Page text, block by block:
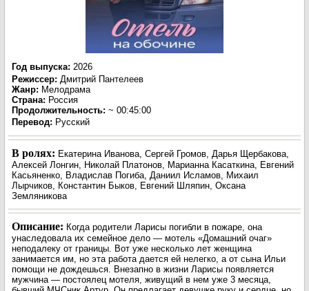
Год выпуска: 2026
Режиссер: Дмитрий Пантелеев
Жанр: Мелодрама
Страна: Россия
Продолжительность: ~ 00:45:00
Перевод: Русский
В ролях: Екатерина Иванова, Сергей Громов, Дарья Щербакова,
Алексей Лонгин, Николай Платонов, Марианна Касаткина, Евгений
Касьяненко, Владислав Погиба, Даниил Исламов, Михаил
Лырчиков, Константин Быков, Евгений Шляпин, Оксана
Земляникова
Описание: Когда родители Ларисы погибли в пожаре, она
унаследовала их семейное дело — мотель «Домашний очаг»
неподалеку от границы. Вот уже несколько лет женщина
занимается им, но эта работа дается ей нелегко, а от сына Ильи
помощи не дождешься. Внезапно в жизни Ларисы появляется
мужчина — постоялец мотеля, живущий в нем уже 3 месяца,